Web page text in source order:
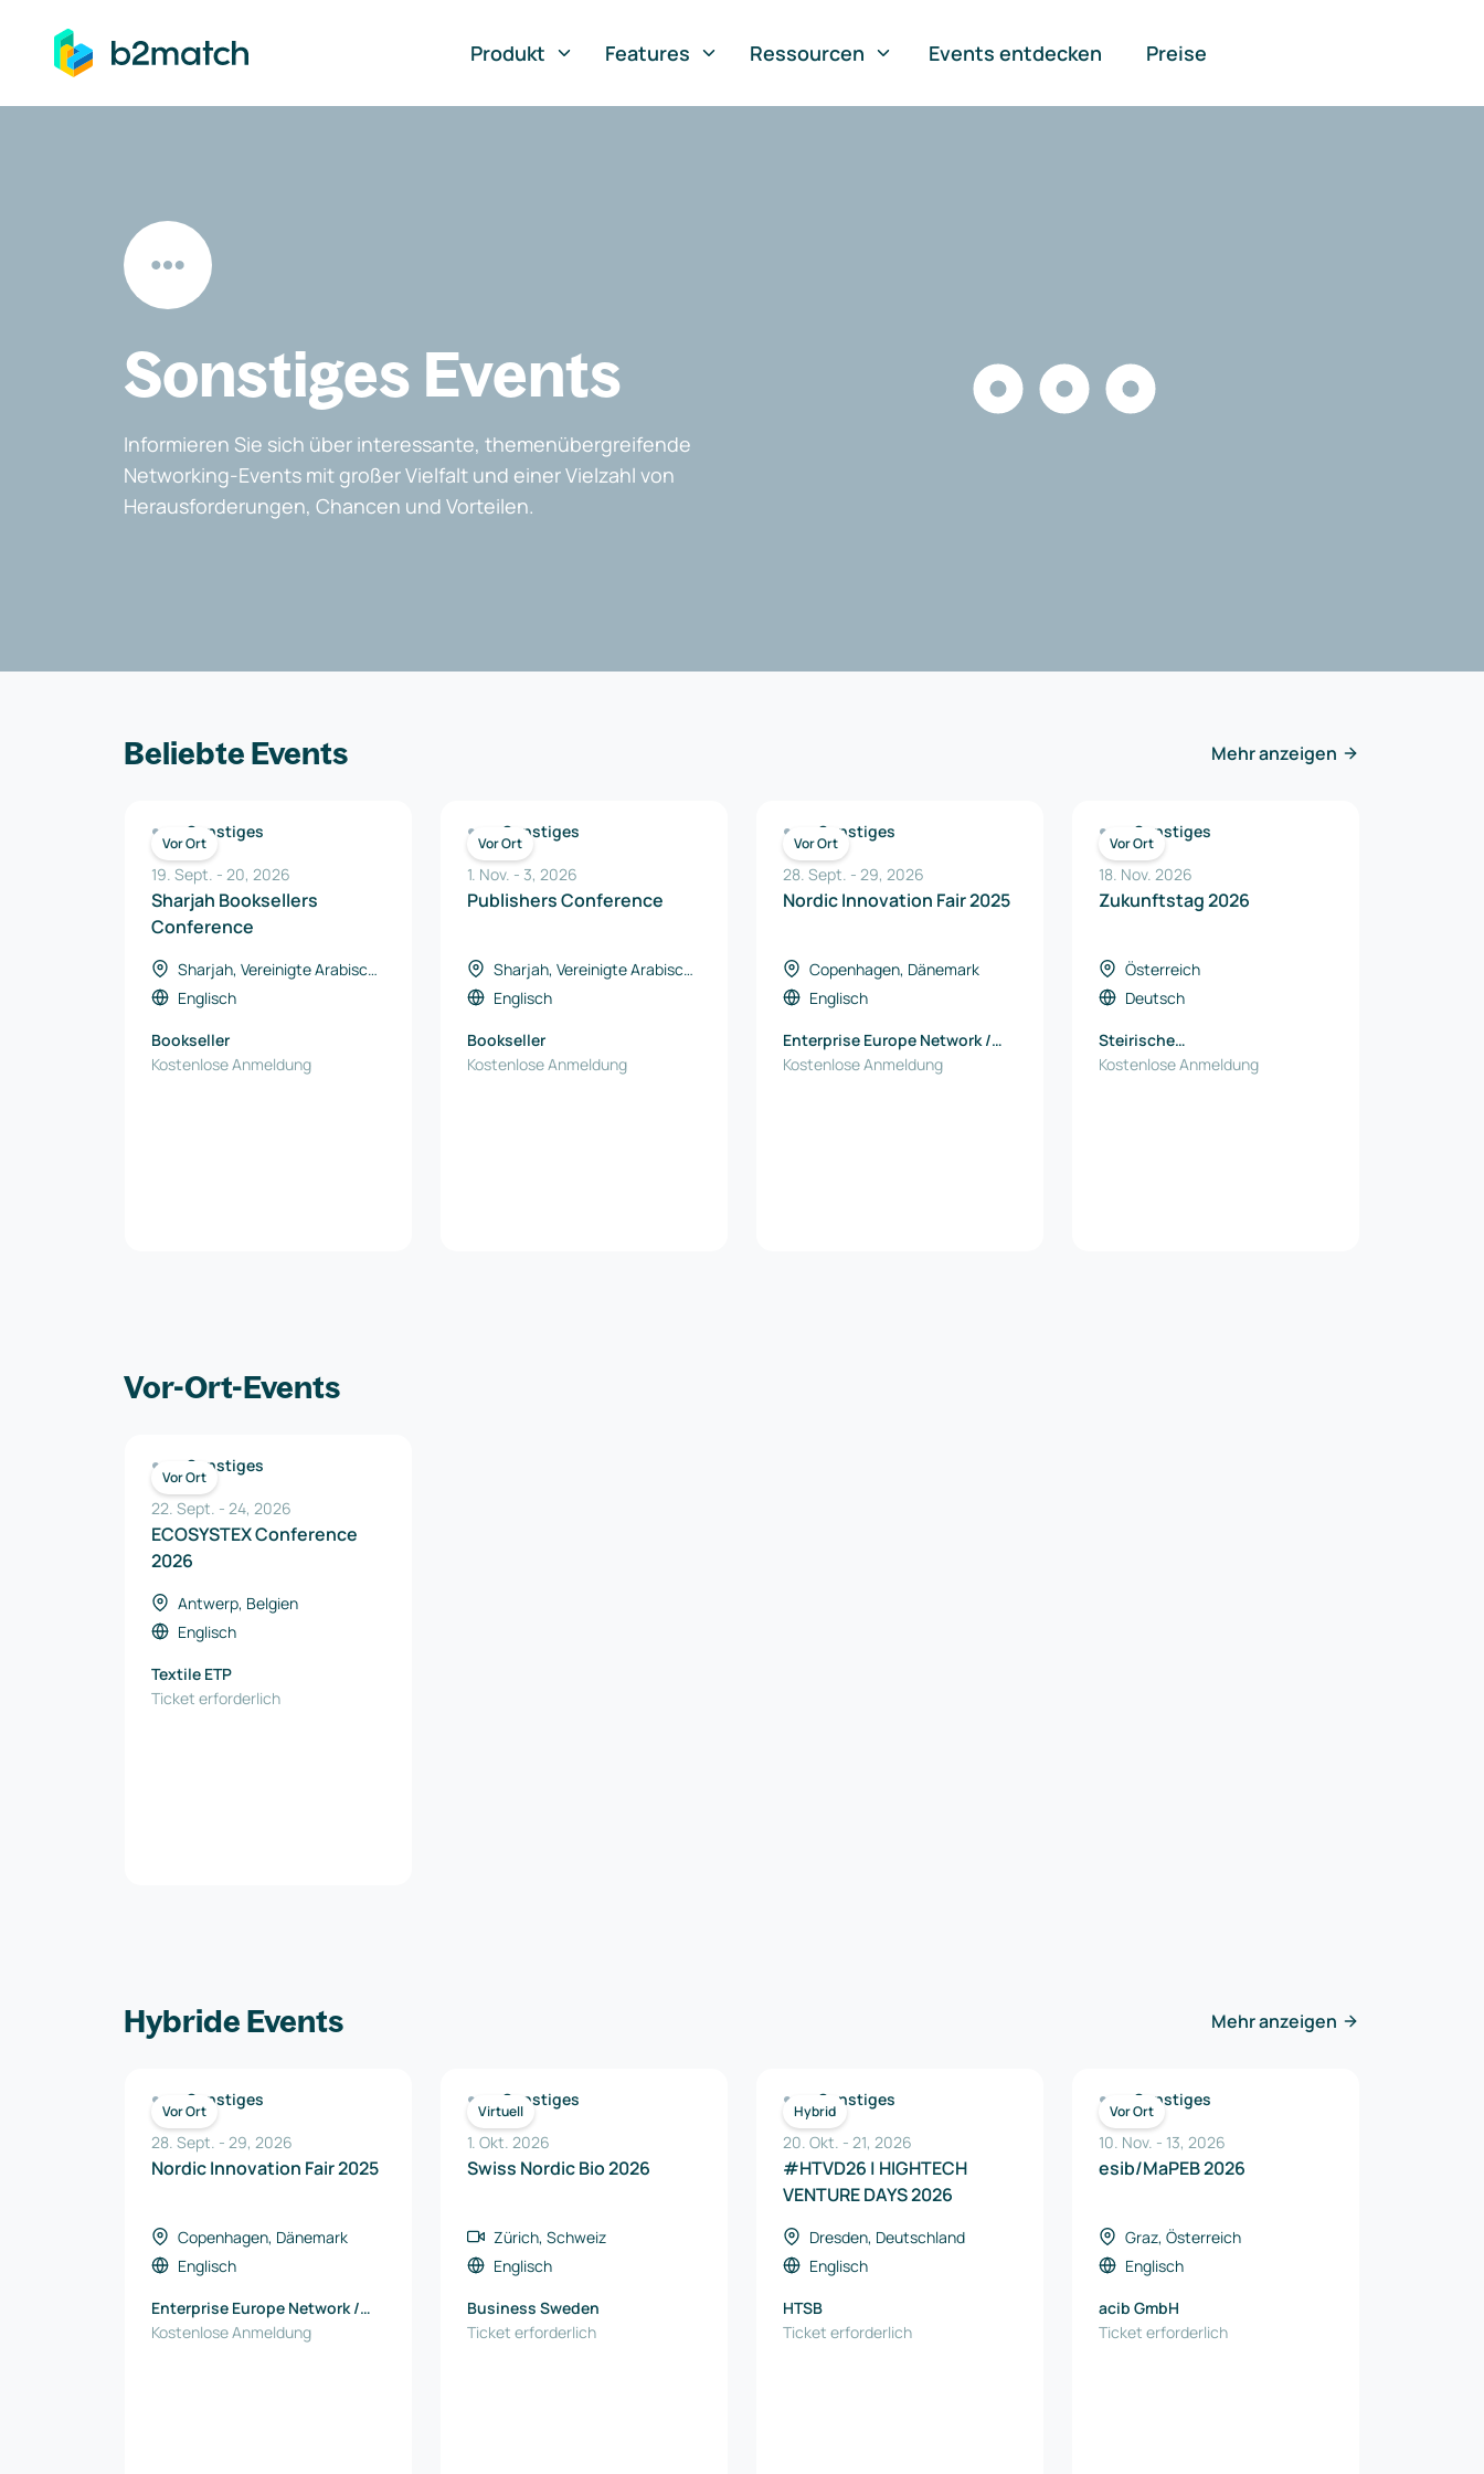
springen
Produkt
Features Ressourcen Events entdecken Preise
Sonstiges Events
Informieren Sie sich über interessante, themenübergreifende
Networking-Events mit großer Vielfalt und einer Vielzahl von
Herausforderungen, Chancen und Vorteilen.
Beliebte Events Mehr anzeigen
Vor Ort
Sonstiges
19. Sept. - 20, 2026
Sharjah Booksellers
Conference
Sharjah, Vereinigte Arabische
EmirateEnglisch
Bookseller
Kostenlose Anmeldung
Vor Ort
Sonstiges
1. Nov. - 3, 2026
Publishers Conference
Sharjah, Vereinigte Arabische
EmirateEnglisch
Bookseller
Kostenlose Anmeldung
Vor Ort
Sonstiges
28. Sept. - 29, 2026
Nordic Innovation Fair 2025
Copenhagen, Dänemark
Englisch
Enterprise Europe Network /
North Denmark EU Office
Kostenlose Anmeldung
Vor Ort
Sonstiges
18. Nov. 2026
Zukunftstag 2026
Österreich
Deutsch
Steirische
Wirtschaftsförderung SFG
Kostenlose Anmeldung
Vor-Ort-Events
Vor Ort
Sonstiges
22. Sept. - 24, 2026
ECOSYSTEX Conference
2026
Antwerp, Belgien
Englisch
Textile ETP
Ticket erforderlich
Hybride Events Mehr anzeigen
Vor Ort
Sonstiges
28. Sept. - 29, 2026
Nordic Innovation Fair 2025
Copenhagen, Dänemark
Englisch
Enterprise Europe Network /
North Denmark EU Office
Kostenlose Anmeldung
Virtuell
Sonstiges
1. Okt. 2026
Swiss Nordic Bio 2026
Zürich, Schweiz
Englisch
Business Sweden
Ticket erforderlich
Hybrid
Sonstiges
20. Okt. - 21, 2026
#HTVD26 | HIGHTECH
VENTURE DAYS 2026
Dresden, Deutschland
Englisch
HTSB
Ticket erforderlich
Vor Ort
Sonstiges
10. Nov. - 13, 2026
esib/MaPEB 2026
Graz, Österreich
Englisch
acib GmbH
Ticket erforderlich